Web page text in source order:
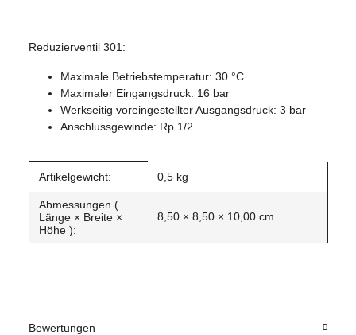
Reduzierventil 301:
Maximale Betriebstemperatur: 30 °C
Maximaler Eingangsdruck: 16 bar
Werkseitig voreingestellter Ausgangsdruck: 3 bar
Anschlussgewinde: Rp 1/2
Produkteigenschaft
Wert
Artikelgewicht: 0,5 kg
Abmessungen (
Länge × Breite ×
Höhe ):
8,50 × 8,50 × 10,00 cm
Bewertungen